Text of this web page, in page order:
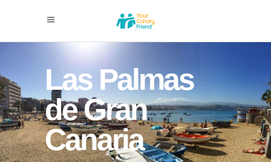
Las Palmas
de Gran
Canaria